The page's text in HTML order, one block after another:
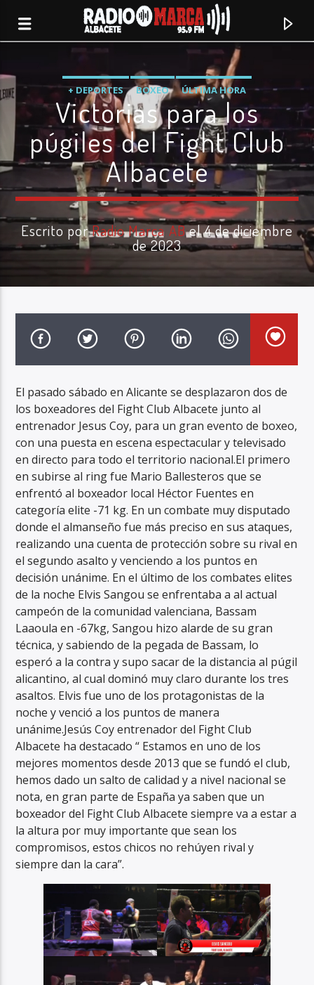
Radio Marca
Radio Marca AB
+ DEPORTES BOXEO ÚLTIMA HORA
Victorias para los
púgiles del Fight Club
Albacete
Escrito porRadio Marca ABel 4 de diciembre
de 2023
El pasado sábado en Alicante se desplazaron dos de
los boxeadores del Fight Club Albacete junto al
entrenador Jesus Coy, para un gran evento de boxeo,
con una puesta en escena espectacular y televisado
en directo para todo el territorio nacional.El primero
en subirse al ring fue Mario Ballesteros que se
enfrentó al boxeador local Héctor Fuentes en
categoría elite -71 kg. En un combate muy disputado
donde el almanseño fue más preciso en sus ataques,
realizando una cuenta de protección sobre su rival en
el segundo asalto y venciendo a los puntos en
decisión unánime. En el último de los combates elites
de la noche Elvis Sangou se enfrentaba a al actual
campeón de la comunidad valenciana, Bassam
Laaoula en -67kg, Sangou hizo alarde de su gran
técnica, y sabiendo de la pegada de Bassam, lo
esperó a la contra y supo sacar de la distancia al púgil
alicantino, al cual dominó muy claro durante los tres
asaltos. Elvis fue uno de los protagonistas de la
noche y venció a los puntos de manera
unánime.Jesús Coy entrenador del Fight Club
Albacete ha destacado “ Estamos en uno de los
mejores momentos desde 2013 que se fundó el club,
hemos dado un salto de calidad y a nivel nacional se
nota, en gran parte de España ya saben que un
boxeador del Fight Club Albacete siempre va a estar a
la altura por muy importante que sean los
compromisos, estos chicos no rehúyen rival y
siempre dan la cara”.